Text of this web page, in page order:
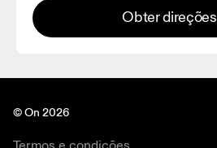
Obter direções
© On 2026